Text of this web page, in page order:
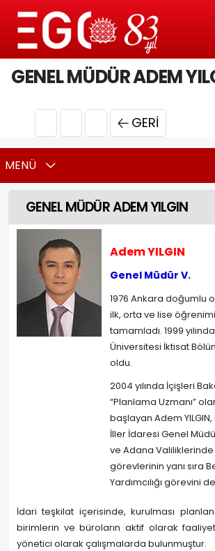
GENEL MÜDÜR ADEM
GERI
MENÜ
GENEL MÜDÜR ADEM YILGIN
Adem YILGIN
Genel Müdür V.
1976 Ankara doğumlu
ilk, orta ve lise
tamamladı. 1999
Üniversitesi İktisat
oldu.
2004 yılında İçişleri
“Planlama Uzmanı”
başlayan Adem YILGIN,
İller İdaresi Genel
ve Adana
görevlerinin yanı sıra
Yardımcılığı görevini
İdari teşkilat içerisinde, kurulması
birimlerin ve büroların aktif olarak
yönetici olarak çalışmalarda bulunmuştur.